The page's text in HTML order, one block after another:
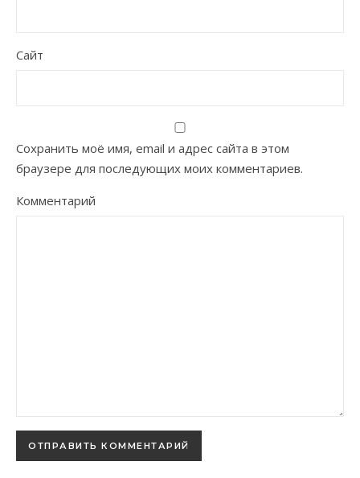
Сайт
Сохранить моё имя, email и адрес сайта в этом
браузере для последующих моих комментариев.
Комментарий